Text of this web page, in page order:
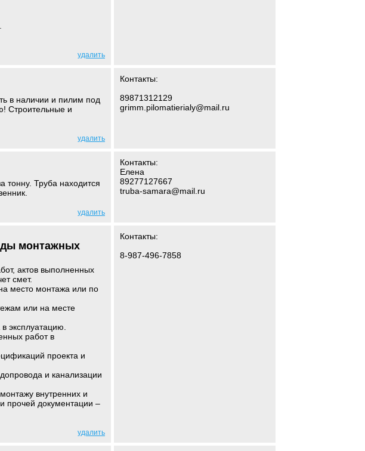
удалить
в наличии и пилим под
Строительные и
удалить
Контакты:
89871312129
grimm.pilomatierialy@mail.ru
Труба находится
удалить
Контакты:
Елена
89277127667
truba-samara@mail.ru
монтажных
актов выполненных
смет.
место монтажа или по
или на месте
эксплуатацию.
работ в
проекта и
и канализации
внутренних и
прочей документации –
удалить
Контакты:
8-987-496-7858